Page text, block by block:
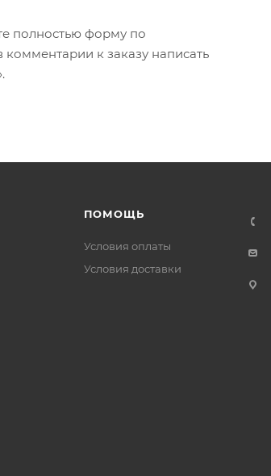
полностью форму по
к заказу написать
ПОМОЩЬ
Условия оплаты
Условия доставки